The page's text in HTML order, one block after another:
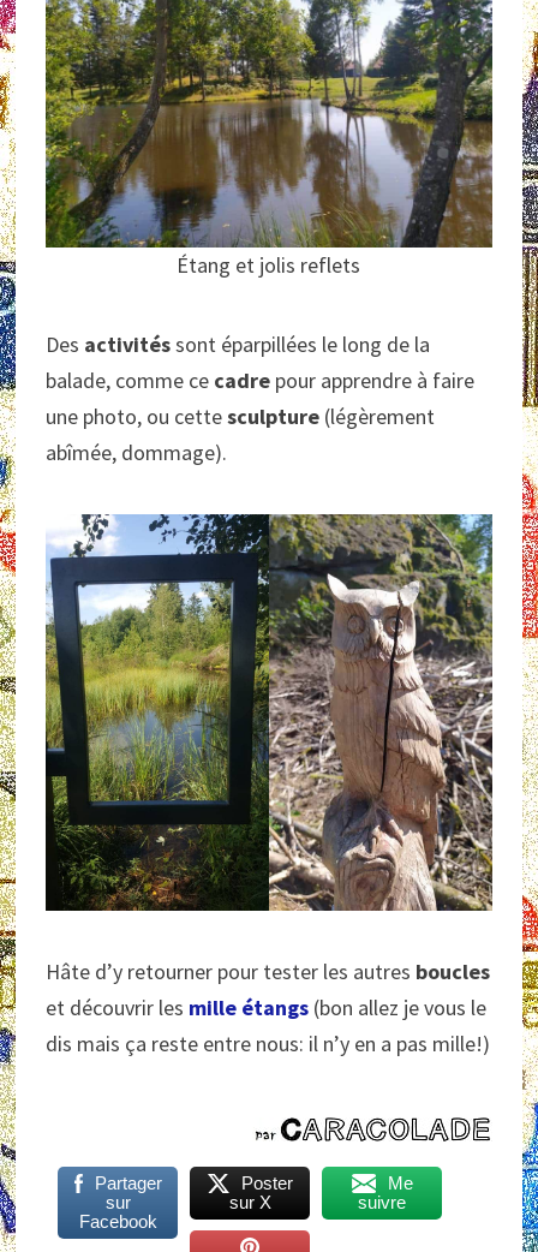
Étang et jolis reflets
Des activitéssont éparpillées le long de la
balade, comme ce cadre pour apprendre à faire
une photo, ou cettesculpture (légèrement
abîmée, dommage).
Hâte d’y retourner pour tester les autres boucles
et découvrir les mille étangs (bon allez je vous le
dis mais ça reste entre nous: il n’y en a pas mille!)
Partager
sur
Facebook
Poster
sur X
Me
suivre